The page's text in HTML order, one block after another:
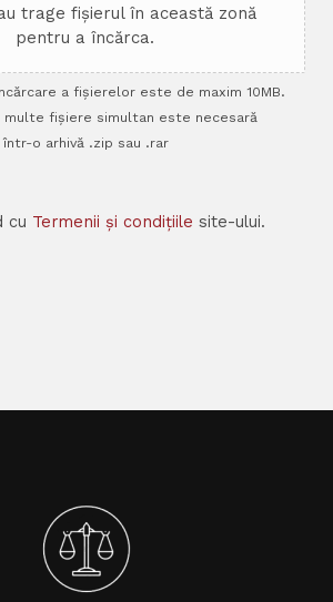
trage fișierul în această zonă
pentru a încărca.
a fișierelor este de maxim 10MB.
fișiere simultan este necesară
o arhivă .zip sau .rar
cu Termenii și condițiile site-ului.